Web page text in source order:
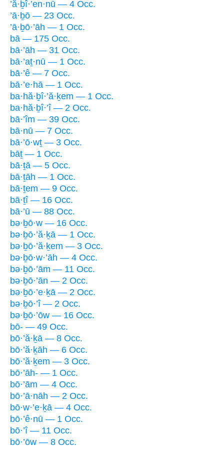
’ă·ḇî·’en·nū — 4 Occ.
’ā·ḇō — 23 Occ.
’ā·ḇō·’āh — 1 Occ.
bā — 175 Occ.
bā·’āh — 31 Occ.
bā·’aṯ·nū — 1 Occ.
bā·’ê — 7 Occ.
bā·’e·hā — 1 Occ.
ba·hă·ḇî·’ă·ḵem — 1 Occ.
ba·hă·ḇî·’î — 2 Occ.
bā·’îm — 39 Occ.
bā·nū — 7 Occ.
bā·’ō·wṯ — 3 Occ.
bāṯ — 1 Occ.
bā·ṯā — 5 Occ.
bā·ṯāh — 1 Occ.
bā·ṯem — 9 Occ.
bā·ṯî — 16 Occ.
bā·’ū — 88 Occ.
bə·ḇō·w — 16 Occ.
bə·ḇō·’ă·ḵā — 1 Occ.
bə·ḇō·’ă·ḵem — 3 Occ.
bə·ḇō·w·’āh — 4 Occ.
bə·ḇō·’ām — 11 Occ.
bə·ḇō·’ān — 2 Occ.
bə·ḇō·’e·ḵā — 2 Occ.
bə·ḇō·’î — 2 Occ.
bə·ḇō·’ōw — 16 Occ.
bō- — 49 Occ.
bō·’ă·ḵā — 8 Occ.
bō·’ă·ḵāh — 6 Occ.
bō·’ă·ḵem — 3 Occ.
bō·’āh- — 1 Occ.
bō·’ām — 4 Occ.
bō·’ā·nāh — 2 Occ.
bō·w·’e·ḵā — 4 Occ.
bō·’ê·nū — 1 Occ.
bō·’î — 11 Occ.
bō·’ōw — 8 Occ.